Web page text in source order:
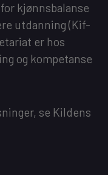
kjønnsbalanse
utdanning(Kif-
er hos
og kompetanse
se Kildens